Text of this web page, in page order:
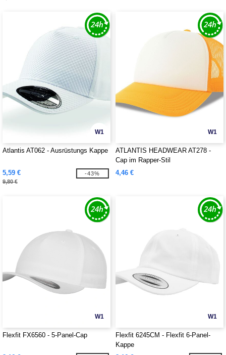
W1
Atlantis AT062 - Ausrüstungs Kappe
5,59 €
9,80 €
-43%
W1
ATLANTIS HEADWEAR AT278 -
Cap im Rapper-Stil
4,46 €
W1
Flexfit FX6560 - 5-Panel-Cap
W1
Flexfit 6245CM - Flexfit 6-Panel-
Kappe